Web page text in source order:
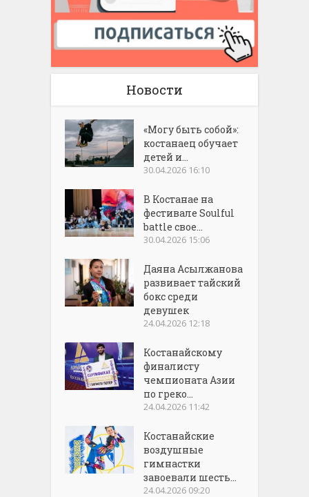
Новости
«Могу быть собой»:
костанаец обучает
детей и...
30.04.2026 16:10
В Костанае на
фестивале Soulful
battle свое...
30.04.2026 15:06
Даяна Асылжанова
развивает тайский
бокс среди
девушек
24.04.2026 12:18
Костанайскому
финалисту
чемпионата Азии
по греко...
24.04.2026 11:42
Костанайские
воздушные
гимнастки
завоевали шесть...
24.04.2026 09:20